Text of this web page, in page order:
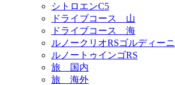
シトロエンC5
ドライブコース 山
ドライブコース 海
ルノークリオRSゴルディーニ
ルノートゥインゴRS
旅 国内
旅 海外